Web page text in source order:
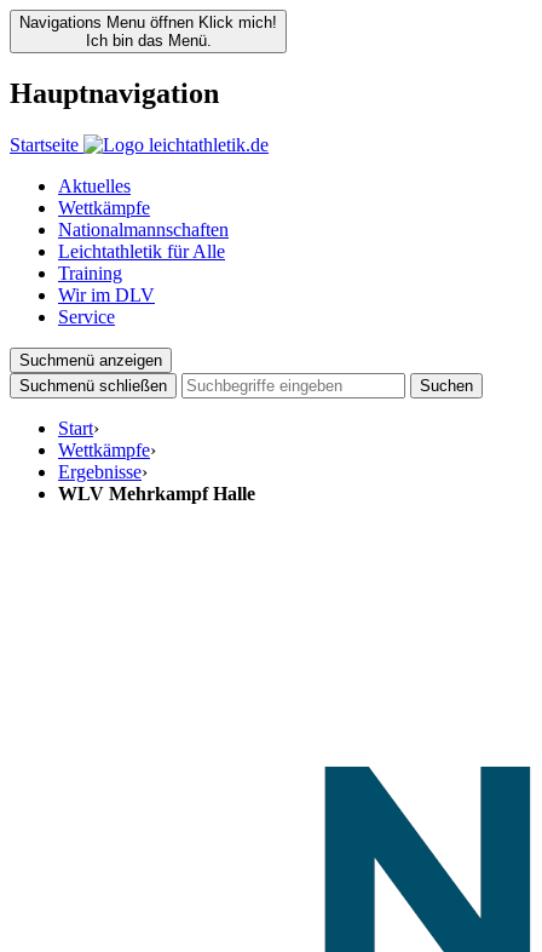
Navigations Menu öffnen Klick mich!
Ich bin das Menü.
Hauptnavigation
Startseite
Aktuelles
Wettkämpfe
Nationalmannschaften
Leichtathletik für Alle
Training
Wir im DLV
Service
Suchmenü anzeigen
Suchmenü schließen
Suchen
Start›
Wettkämpfe›
Ergebnisse›
WLV Mehrkampf Halle